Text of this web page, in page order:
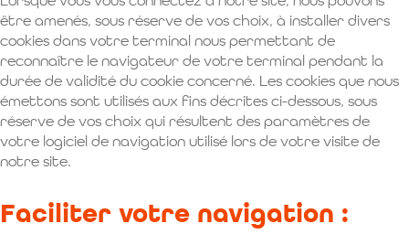
être amenés, sous réserve de vos choix, à installer divers
cookies dans votre terminal nous permettant de
reconnaître le navigateur de votre terminal pendant la
durée de validité du cookie concerné. Les cookies que nous
émettons sont utilisés aux fins décrites ci-dessous, sous
réserve de vos choix qui résultent des paramètres de
votre logiciel de navigation utilisé lors de votre visite de
notre site.
Faciliter votre navigation :